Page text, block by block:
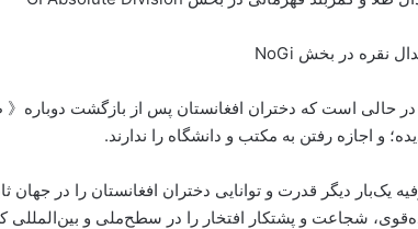
در حالی است که دختران افغانستان پس از بازگشت دوباره
و اجازه رفتن به مکتب و دانشگاه را ندارند.
یک‌بار دیگر قدرت و توانایی دختران افغانستان را در جهان
شجاعت و پشتکار افتخار را در سطح‌ملی و بین‌المللی